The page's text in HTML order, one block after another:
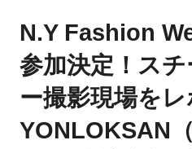
N.Y Fashion
参加決定！ス
ー撮影現場をレ
YONLOKSAN